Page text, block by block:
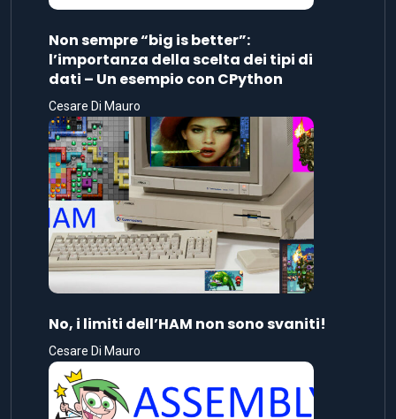
Non sempre “big is better”:
l’importanza della scelta dei tipi di
dati – Un esempio con CPython
Cesare Di Mauro
No, i limiti dell’HAM non sono svaniti!
Cesare Di Mauro